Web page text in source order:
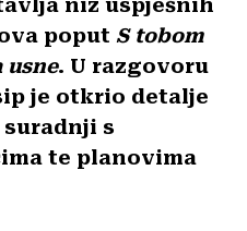
niz uspješnih
poput S tobom
usne. U razgovoru
je otkrio detalje
s
te planovima